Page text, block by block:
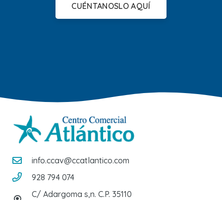
CUÉNTANOSLO AQUÍ
info.ccav@ccatlantico.com
928 794 074
C/ Adargoma s,n. C.P. 35110